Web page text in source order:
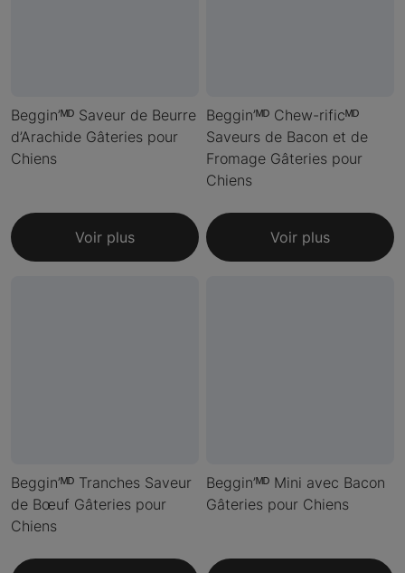
Beggin’ᴹᴰ Saveur de Beurre
d’Arachide Gâteries pour
Chiens
Voir plus
Beggin’ᴹᴰ Chew-rificᴹᴰ
Saveurs de Bacon et de
Fromage Gâteries pour
Chiens
Voir plus
Beggin’ᴹᴰ Tranches Saveur
de Bœuf Gâteries pour
Chiens
Beggin’ᴹᴰ Mini avec Bacon
Gâteries pour Chiens